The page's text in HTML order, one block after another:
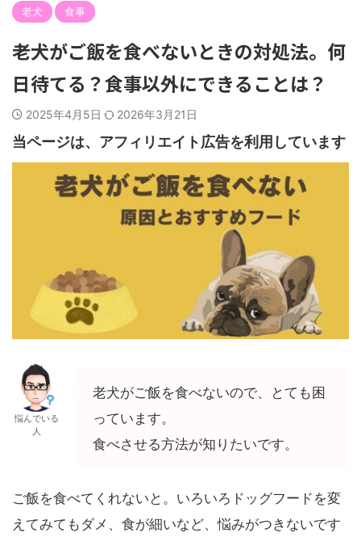
老犬 食事
老犬がご飯を食べないときの対処法。何
日待てる？食事以外にできることは？
2025年4月5日 2026年3月21日
当ページは、アフィリエイト広告を利用しています
悩んでいる
人
老犬がご飯を食べないので、とても困
っています。
食べさせる方法が知りたいです。
ご飯を食べてくれないと。いろいろドッグフードを変
えてみてもダメ、食が細いなど、悩みがつきないです